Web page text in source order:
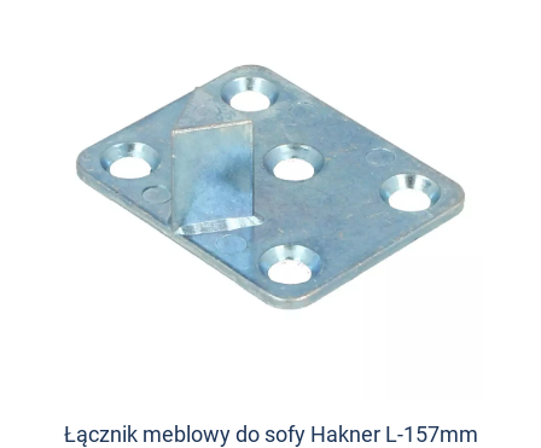
Łącznik meblowy do sofy Hakner L-157mm